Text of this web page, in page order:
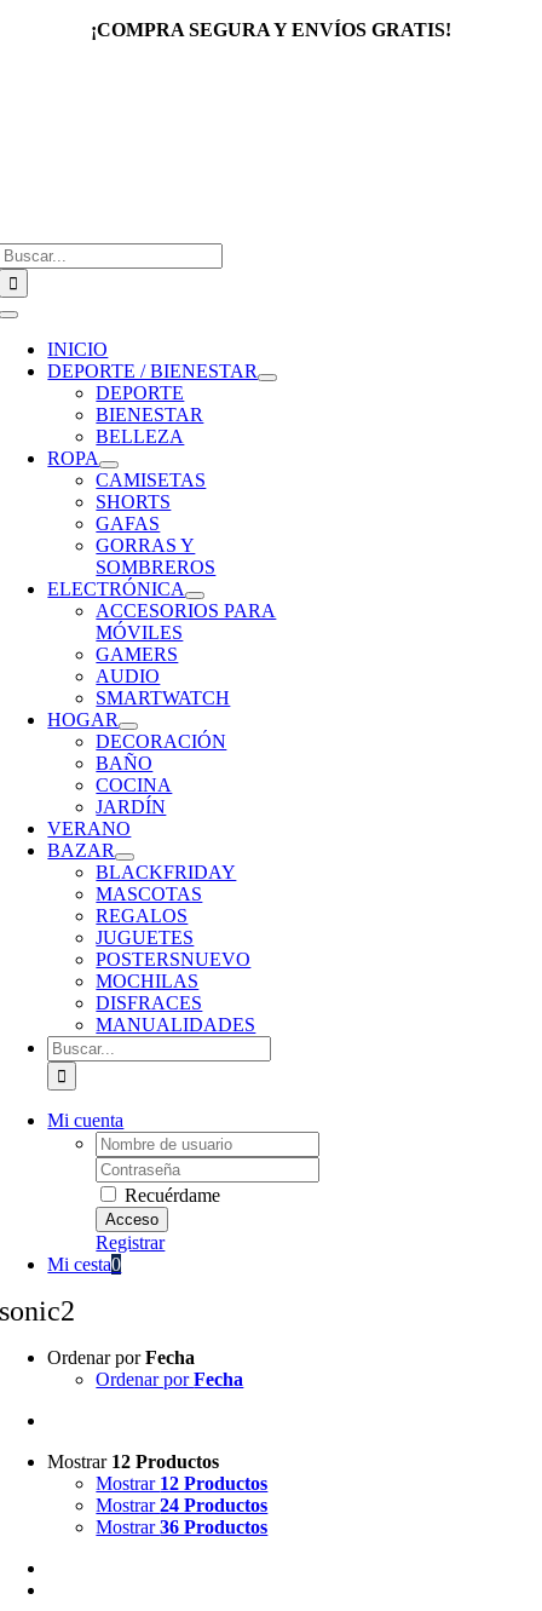
¡COMPRA SEGURA Y ENVÍOS GRATIS!
Toggle
Navigation
INICIO
DEPORTE / BIENESTAR
DEPORTE
BIENESTAR
BELLEZA
ROPA
CAMISETAS
SHORTS
GAFAS
GORRAS Y
SOMBREROS
ELECTRÓNICA
ACCESORIOS PARA
MÓVILES
GAMERS
AUDIO
SMARTWATCH
HOGAR
DECORACIÓN
BAÑO
COCINA
JARDÍN
VERANO
BAZAR
BLACKFRIDAY
MASCOTAS
REGALOS
JUGUETES
POSTERSNUEVO
MOCHILAS
DISFRACES
MANUALIDADES
Buscar:
Mi cuenta
Username:
Password:
Recuérdame
Registrar
Mi cesta0
sonic2
Ordenar porFecha
Ordenar porFecha
Mostrar 12 Productos
Mostrar 12 Productos
Mostrar24 Productos
Mostrar36 Productos